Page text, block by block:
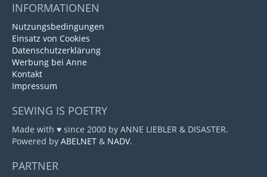
INFORMATIONEN
Nutzungsbedingungen
Einsatz von Cookies
Datenschutzerklärung
Werbung bei Anne
Kontakt
Impressum
SEWING IS POETRY
Made with ♥ since 2000 by ANNE LIEBLER & DISASTER.
Powered by ABELNET & NADV.
PARTNER